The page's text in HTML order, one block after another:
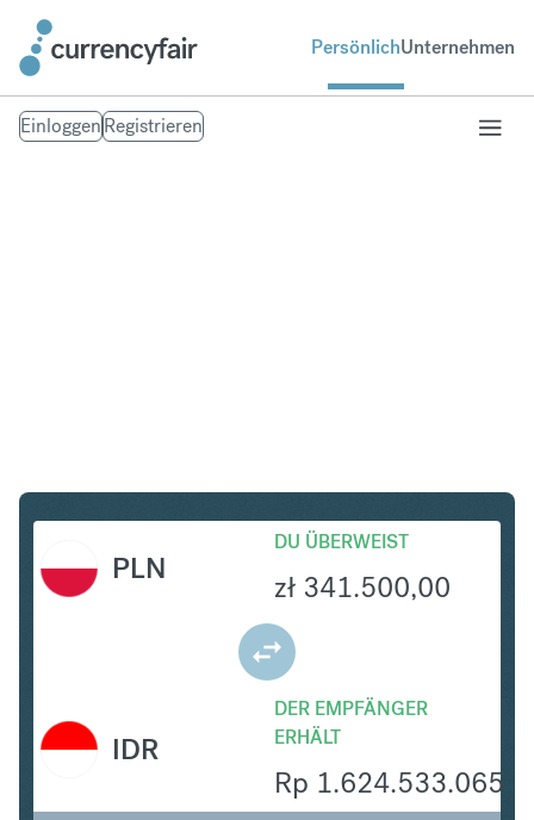
PersönlichUnternehmen
EinloggenRegistrieren
PLN
DU ÜBERWEIST
zł 341.500,00
DER EMPFÄNGER
ERHÄLT
Rp 1.624.533.065
IDR